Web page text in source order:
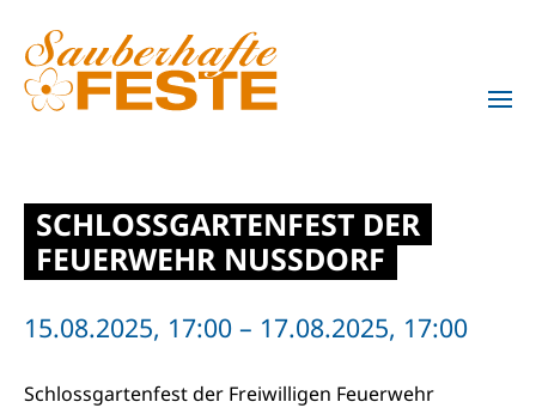
Zum Hauptinhalt springen
SCHLOSSGARTENFEST DER
FEUERWEHR NUSSDORF
15.08.2025, 17:00 – 17.08.2025, 17:00
Schlossgartenfest der Freiwilligen Feuerwehr